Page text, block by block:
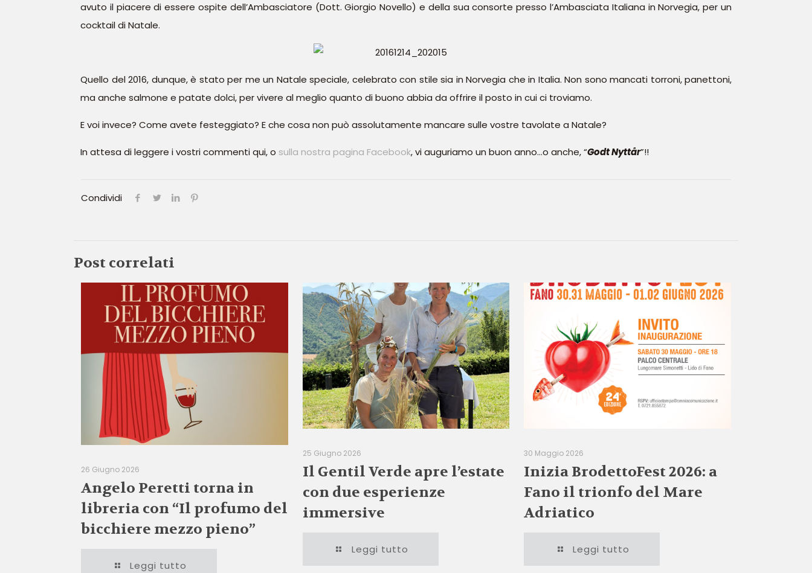
avuto il piacere di essere ospite dell’Ambasciatore (Dott. Giorgio Novello) e della sua consorte presso l’Ambasciata Italiana in Norvegia, per un
cocktail di Natale.
Quello del 2016, dunque, è stato per me un Natale speciale, celebrato con stile sia in Norvegia che in Italia. Non sono mancati torroni, panettoni,
ma anche salmone e patate dolci, per vivere al meglio quanto di buono abbia da offrire il posto in cui ci troviamo.
E voi invece? Come avete festeggiato? E che cosa non può assolutamente mancare sulle vostre tavolate a Natale?
In attesa di leggere i vostri commenti qui, o sulla nostra pagina Facebook, vi auguriamo un buon anno…o anche, “Godt Nyttår”!!
Condividi
Post correlati
26 Giugno 2026
Angelo Peretti torna in
libreria con “Il profumo del
bicchiere mezzo pieno”
Leggi tutto
25 Giugno 2026
Il Gentil Verde apre l’estate
con due esperienze
immersive
Leggi tutto
30 Maggio 2026
Inizia BrodettoFest 2026: a
Fano il trionfo del Mare
Adriatico
Leggi tutto